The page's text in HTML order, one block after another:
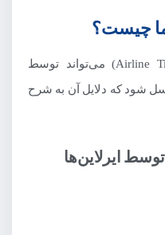
چیست؟
بلیط هواپیما (به انگلیسی: Airline Ticket) می‌تواند توسط
شود که دلایل آن به شرح
ایرلاین‌ها